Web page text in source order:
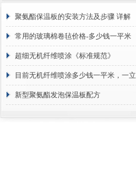
聚氨酯保温板的安装方法及步骤 详解
常用的玻璃棉卷毡价格-多少钱一平米
超细无机纤维喷涂《标准规范》
目前无机纤维喷涂多少钱一平米，一立
方 价格计算
新型聚氨酯发泡保温板配方